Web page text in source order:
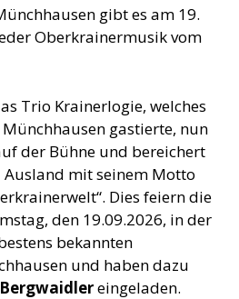
gibt es am 19.
Oberkrainermusik vom
Trio Krainerlogie, welches
gastierte, nun
der Bühne und bereichert
Ausland mit seinem Motto
Dies feiern die
den 19.09.2026, in der
bekannten
und haben dazu
eingeladen.